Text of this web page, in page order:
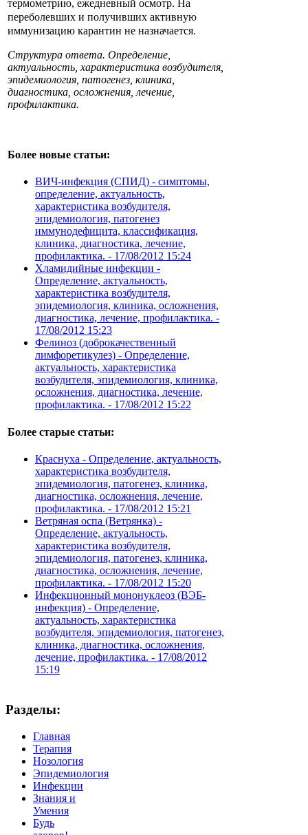
термометрию, ежедневный осмотр. На
переболевших и получивших активную
иммунизацию карантин не назначается.
Структура ответа. Определение,
актуальность, характеристика возбудителя,
эпидемиология, патогенез, клиника,
диагностика, осложнения, лечение,
профилактика.
Более новые статьи:
ВИЧ-инфекция (СПИД) - симптомы,
определение, актуальность,
характеристика возбудителя,
эпидемиология, патогенез
иммунодефицита, классификация,
клиника, диагностика, лечение,
профилактика. - 17/08/2012 15:24
Хламидийные инфекции -
Определение, актуальность,
характеристика возбудителя,
эпидемиология, клиника, осложнения,
диагностика, лечение, профилактика. -
17/08/2012 15:23
Фелиноз (доброкачественный
лимфоретикулез) - Определение,
актуальность, характеристика
возбудителя, эпидемиология, клиника,
осложнения, диагностика, лечение,
профилактика. - 17/08/2012 15:22
Более старые статьи:
Краснуха - Определение, актуальность,
характеристика возбудителя,
эпидемиология, патогенез, клиника,
диагностика, осложнения, лечение,
профилактика. - 17/08/2012 15:21
Ветряная оспа (Ветрянка) -
Определение, актуальность,
характеристика возбудителя,
эпидемиология, патогенез, клиника,
диагностика, осложнения, лечение,
профилактика. - 17/08/2012 15:20
Инфекционный мононуклеоз (ВЭБ-
инфекция) - Определение,
актуальность, характеристика
возбудителя, эпидемиология, патогенез,
клиника, диагностика, осложнения,
лечение, профилактика. - 17/08/2012
15:19
Разделы:
Главная
Терапия
Нозология
Эпидемиология
Инфекции
Знания и
Умения
Будь